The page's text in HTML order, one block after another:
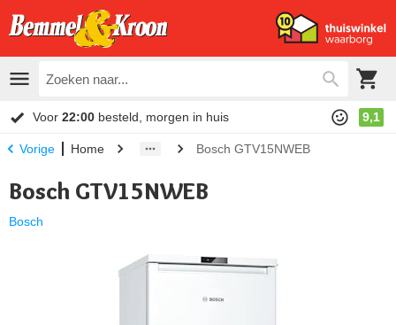
Voor 22:00 besteld, morgen in huis 9,1
Vorige Home Bosch GTV15NWEB
Bosch GTV15NWEB
Bosch